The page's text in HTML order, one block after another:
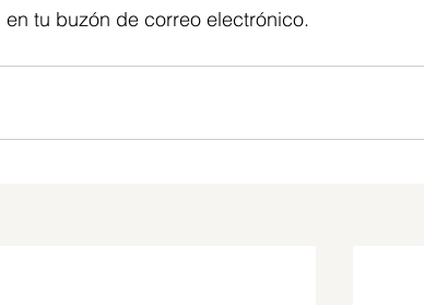
en tu buzón de correo electrónico.